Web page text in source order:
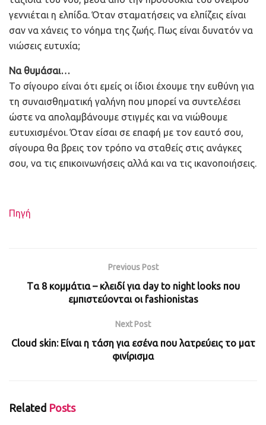
γεννιέται η ελπίδα. Όταν σταματήσεις να ελπίζεις είναι
σαν να χάνεις το νόημα της ζωής. Πως είναι δυνατόν να
νιώσεις ευτυχία;
Να θυμάσαι…
Το σίγουρο είναι ότι εμείς οι ίδιοι έχουμε την ευθύνη για
τη συναισθηματική γαλήνη που μπορεί να συντελέσει
ώστε να απολαμβάνουμε στιγμές και να νιώθουμε
ευτυχισμένοι. Όταν είσαι σε επαφή με τον εαυτό σου,
σίγουρα θα βρεις τον τρόπο να σταθείς στις ανάγκες
σου, να τις επικοινωνήσεις αλλά και να τις ικανοποιήσεις.
Πηγή
Previous Post
Tα 8 κομμάτια – κλειδί για day to night looks που
εμπιστεύονται οι fashionistas
Next Post
Cloud skin: Είναι η τάση για εσένα που λατρεύεις το ματ
φινίρισμα
Related Posts